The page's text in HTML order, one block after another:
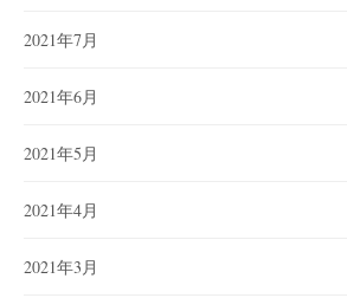
2021年7月
2021年6月
2021年5月
2021年4月
2021年3月